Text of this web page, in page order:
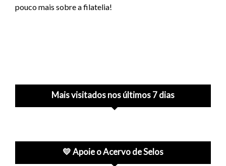
pouco mais sobre a filatelia!
Mais visitados nos últimos 7 dias
💛 Apoie o Acervo de Selos